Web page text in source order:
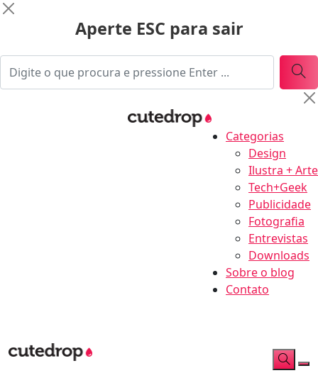
Aperte ESC para sair
Categorias
Design
Ilustra + Arte
Tech+Geek
Publicidade
Fotografia
Entrevistas
Downloads
Sobre o blog
Contato